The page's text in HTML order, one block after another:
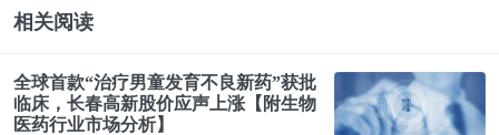
沉寂已久的AI语音市场来说同样是一大利好。
相关阅读
全球首款“治疗男童发育不良新药”获批
临床，长春高新股价应声上涨【附生物
医药行业市场分析】